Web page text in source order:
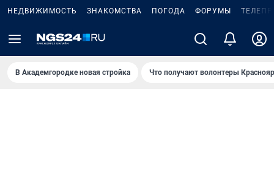
НЕДВИЖИМОСТЬ ЗНАКОМСТВА ПОГОДА ФОРУМЫ
В Академгородке новая стройка Что получают волонтеры